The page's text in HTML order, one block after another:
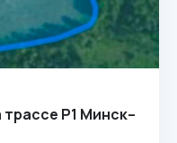
Р1 Минск–